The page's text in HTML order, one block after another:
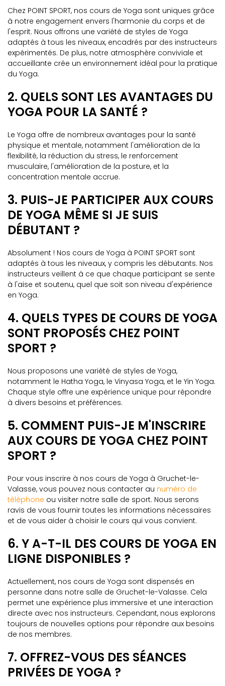
Chez POINT SPORT, nos cours de Yoga sont uniques grâce
à notre engagement envers l'harmonie du corps et de
l'esprit. Nous offrons une variété de styles de Yoga
adaptés à tous les niveaux, encadrés par des instructeurs
expérimentés. De plus, notre atmosphère conviviale et
accueillante crée un environnement idéal pour la pratique
du Yoga.
2. QUELS SONT LES AVANTAGES DU
YOGA POUR LA SANTÉ ?
Le Yoga offre de nombreux avantages pour la santé
physique et mentale, notamment l'amélioration de la
flexibilité, la réduction du stress, le renforcement
musculaire, l'amélioration de la posture, et la
concentration mentale accrue.
3. PUIS-JE PARTICIPER AUX COURS
DE YOGA MÊME SI JE SUIS
DÉBUTANT ?
Absolument ! Nos cours de Yoga à POINT SPORT sont
adaptés à tous les niveaux, y compris les débutants. Nos
instructeurs veillent à ce que chaque participant se sente
à l'aise et soutenu, quel que soit son niveau d'expérience
en Yoga.
4. QUELS TYPES DE COURS DE YOGA
SONT PROPOSÉS CHEZ POINT
SPORT ?
Nous proposons une variété de styles de Yoga,
notamment le Hatha Yoga, le Vinyasa Yoga, et le Yin Yoga.
Chaque style offre une expérience unique pour répondre
à divers besoins et préférences.
5. COMMENT PUIS-JE M'INSCRIRE
AUX COURS DE YOGA CHEZ POINT
SPORT ?
Pour vous inscrire à nos cours de Yoga à Gruchet-le-
Valasse, vous pouvez nous contacter au numéro de
téléphone ou visiter notre salle de sport. Nous serons
ravis de vous fournir toutes les informations nécessaires
et de vous aider à choisir le cours qui vous convient.
6. Y A-T-IL DES COURS DE YOGA EN
LIGNE DISPONIBLES ?
Actuellement, nos cours de Yoga sont dispensés en
personne dans notre salle de Gruchet-le-Valasse. Cela
permet une expérience plus immersive et une interaction
directe avec nos instructeurs. Cependant, nous explorons
toujours de nouvelles options pour répondre aux besoins
de nos membres.
7. OFFREZ-VOUS DES SÉANCES
PRIVÉES DE YOGA ?